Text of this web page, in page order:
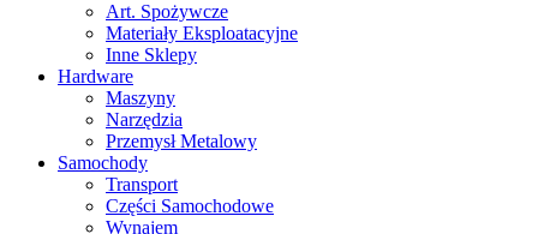
Art. Spożywcze
Materiały Eksploatacyjne
Inne Sklepy
Hardware
Maszyny
Narzędzia
Przemysł Metalowy
Samochody
Transport
Części Samochodowe
Wynajem